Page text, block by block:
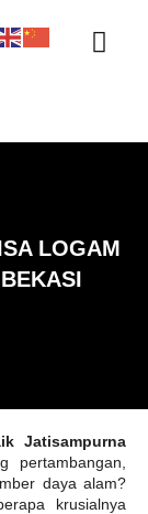
LOGAM
Jatisampurna
pertambangan,
daya alam?
krusialnya